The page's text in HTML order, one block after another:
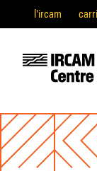
l'ircam